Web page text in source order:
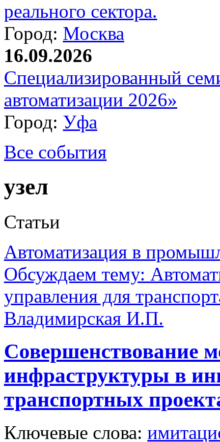
реального сектора.
Город: Москва
16.09.2026
Специализированный
автоматизации 2026»
Город: Уфа
Все события
узел
Статьи
Автоматизация в
Обсуждаем тему:
управления для
Владимирская И.П.
Совершенствование
инфраструктуры в
транспортных
Ключевые слова: